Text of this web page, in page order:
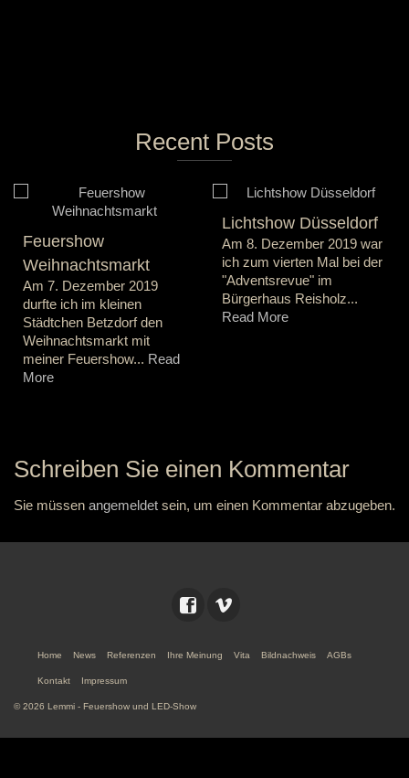
Recent Posts
Feuershow
Weihnachtsmarkt
Am 7. Dezember 2019
durfte ich im kleinen
Städtchen Betzdorf den
Weihnachtsmarkt mit
meiner Feuershow... Read
More
Lichtshow Düsseldorf
Am 8. Dezember 2019 war
ich zum vierten Mal bei der
"Adventsrevue" im
Bürgerhaus Reisholz...
Read More
Schreiben Sie einen Kommentar
Sie müssen angemeldet sein, um einen Kommentar abzugeben.
Home News Referenzen Ihre Meinung Vita Bildnachweis AGBs
Kontakt Impressum
© 2026 Lemmi - Feuershow und LED-Show